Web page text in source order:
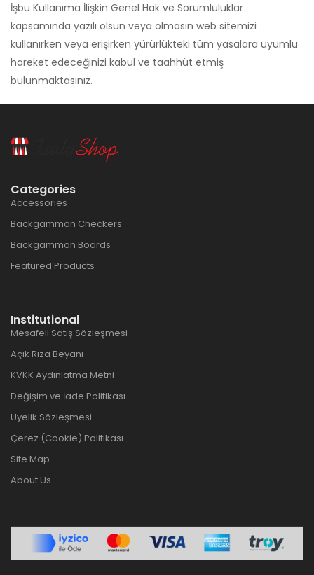
İşbu Kullanıma İlişkin Genel Hak ve Sorumluluklar
kapsamında yazılı olsun veya olmasın web sitemizi
kullanırken veya erişirken yürürlükteki tüm yasalara uyumlu
hareket edeceğinizi kabul ve taahhüt etmiş
bulunmaktasınız.
Categories
Accessories
Backgammon Checkers
Backgammon Boards
Featured Products
Institutional
Mesafeli Satış Sözleşmesi
Açık Rıza Beyanı
KVKK Aydınlatma Metni
Değişim ve İade Politikası
Üyelik Sözleşmesi
Çerez (Cookie) Politikası
Site Map
About Us